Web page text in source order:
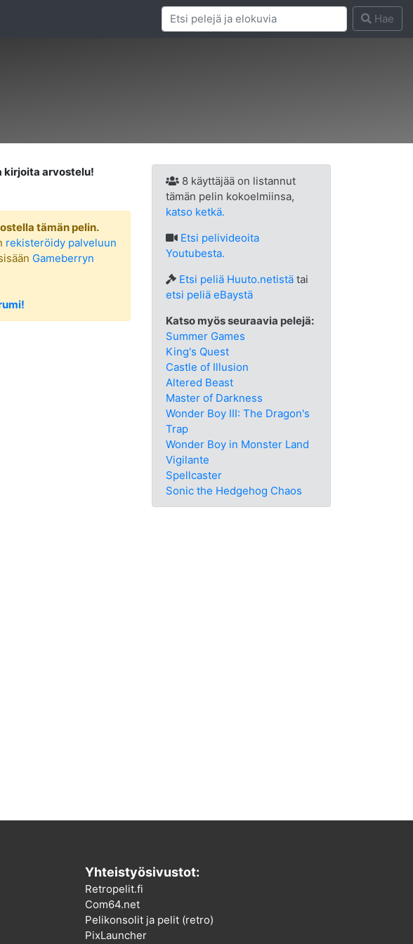
Hae
kirjoita arvostelu!
tämän pelin.
rekisteröidy palveluun
Gameberryn
8 käyttäjää on listannut
tämän pelin kokoelmiinsa,
katso ketkä.
Etsi pelivideoita
Youtubesta.
Etsi peliä Huuto.netistätai
etsi peliä eBaystä
Katso myös seuraavia pelejä:
Summer Games
King's Quest
Castle of Illusion
Altered Beast
Master of Darkness
Wonder Boy III: The Dragon's
Trap
Wonder Boy in Monster Land
Vigilante
Spellcaster
Sonic the Hedgehog Chaos
Yhteistyösivustot:
Retropelit.fi
Com64.net
Pelikonsolit ja pelit (retro)
PixLauncher